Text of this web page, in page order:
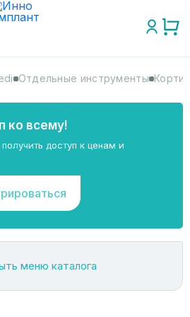
Отдельные инструменты
ко всему!
доступ к ценам и
меню каталога